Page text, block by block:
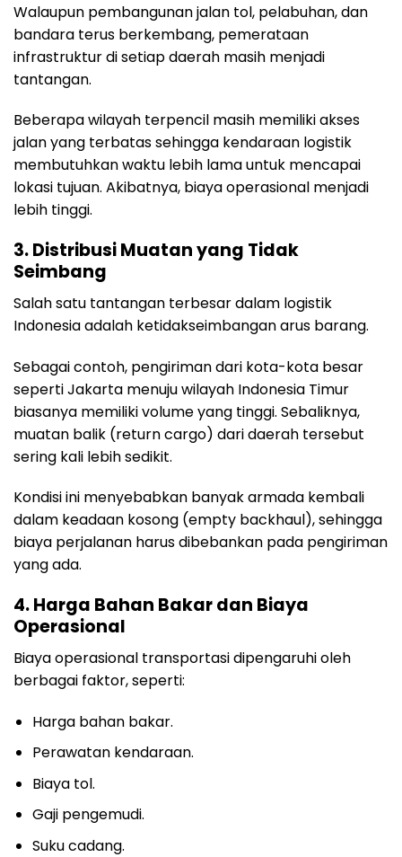
Walaupun pembangunan jalan tol, pelabuhan, dan
bandara terus berkembang, pemerataan
infrastruktur di setiap daerah masih menjadi
tantangan.
Beberapa wilayah terpencil masih memiliki akses
jalan yang terbatas sehingga kendaraan logistik
membutuhkan waktu lebih lama untuk mencapai
lokasi tujuan. Akibatnya, biaya operasional menjadi
lebih tinggi.
3. Distribusi Muatan yang Tidak
Seimbang
Salah satu tantangan terbesar dalam logistik
Indonesia adalah ketidakseimbangan arus barang.
Sebagai contoh, pengiriman dari kota-kota besar
seperti Jakarta menuju wilayah Indonesia Timur
biasanya memiliki volume yang tinggi. Sebaliknya,
muatan balik (return cargo) dari daerah tersebut
sering kali lebih sedikit.
Kondisi ini menyebabkan banyak armada kembali
dalam keadaan kosong (empty backhaul), sehingga
biaya perjalanan harus dibebankan pada pengiriman
yang ada.
4. Harga Bahan Bakar dan Biaya
Operasional
Biaya operasional transportasi dipengaruhi oleh
berbagai faktor, seperti:
Harga bahan bakar.
Perawatan kendaraan.
Biaya tol.
Gaji pengemudi.
Suku cadang.